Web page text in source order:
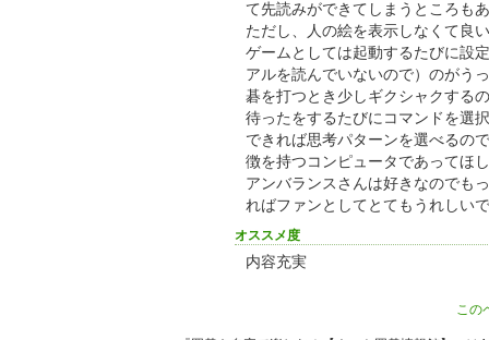
て先読みができてしまうところも
ただし、人の絵を表示しなくて良
ゲームとしては起動するたびに設
アルを読んでいないので）のがう
碁を打つとき少しギクシャクする
待ったをするたびにコマンドを選
できれば思考パターンを選べるの
徴を持つコンピュータであってほ
アンバランスさんは好きなのでも
ればファンとしてとてもうれしい
オススメ度
内容充実
この